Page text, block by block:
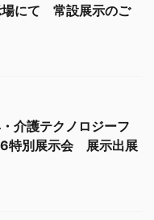
にて 常設展示のご
介護テクノロジーフ
特別展示会 展示出展